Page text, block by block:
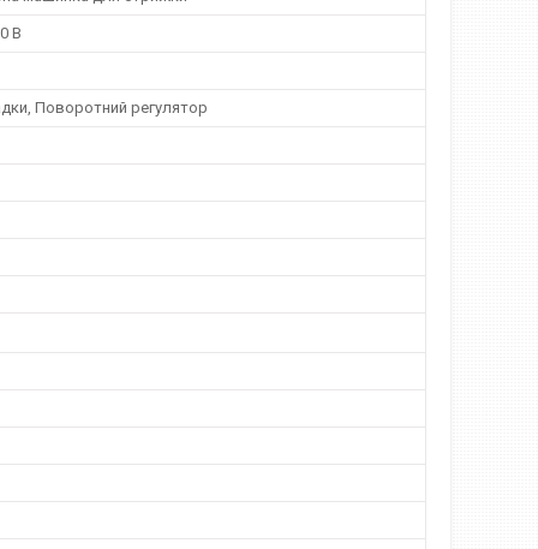
В
Поворотний регулятор